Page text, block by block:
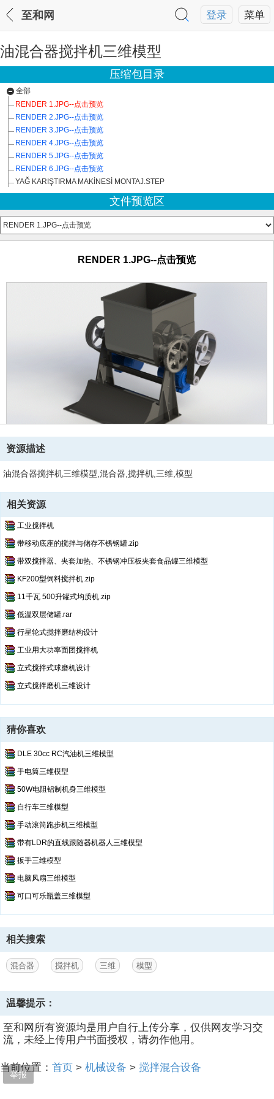
菜单
登录
至和网
油混合器搅拌机三维模型
举报
压缩包目录
全部
RENDER 1.JPG--点击预览
RENDER 2.JPG--点击预览
RENDER 3.JPG--点击预览
RENDER 4.JPG--点击预览
RENDER 5.JPG--点击预览
RENDER 6.JPG--点击预览
YAĞ KARIŞTIRMA MAKİNESİ MONTAJ.STEP
文件预览区
RENDER 1.JPG--点击预览
资源描述
油混合器搅拌机三维模型,混合器,搅拌机,三维,模型
相关资源
工业搅拌机
带移动底座的搅拌与储存不锈钢罐.zip
带双搅拌器、夹套加热、不锈钢冲压板夹套食品罐三维模型
KF200型饲料搅拌机.zip
11千瓦 500升罐式均质机.zip
低温双层储罐.rar
行星轮式搅拌磨结构设计
工业用大功率面团搅拌机
立式搅拌式球磨机设计
立式搅拌磨机三维设计
猜你喜欢
DLE 30cc RC汽油机三维模型
手电筒三维模型
50W电阻铝制机身三维模型
自行车三维模型
手动滚筒跑步机三维模型
带有LDR的直线跟随器机器人三维模型
扳手三维模型
电脑风扇三维模型
可口可乐瓶盖三维模型
相关搜索
混合器 搅拌机 三维 模型
温馨提示：
至和网所有资源均是用户自行上传分享，仅供网友学习交
流，未经上传用户书面授权，请勿作他用。
当前位置： 首页 > 机械设备 > 搅拌混合设备